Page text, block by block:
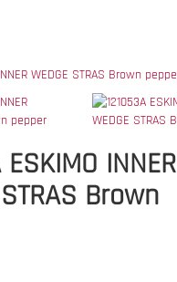
ESKIMO INNER
Brown